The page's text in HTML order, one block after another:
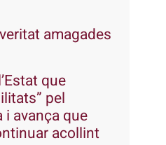
amagades
que
pel
i avança que
acollint